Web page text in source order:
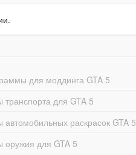
для моддинга GTA 5
для GTA 5
раскрасок GTA 5
оружия для GTA 5